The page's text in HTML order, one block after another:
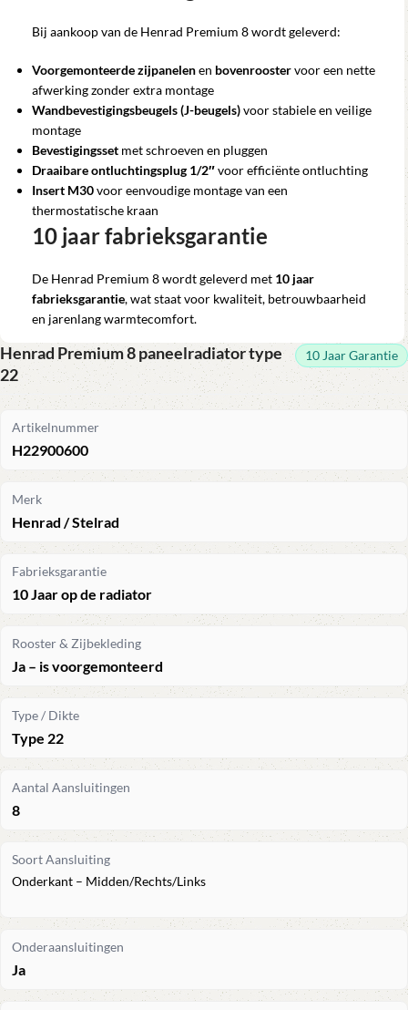
Bij aankoop van de Henrad Premium 8 wordt geleverd:
Voorgemonteerde zijpanelenen bovenroostervoor een nette
afwerking zonder extra montage
Wandbevestigingsbeugels (J-beugels)voor stabiele en veilige
montage
Bevestigingsset met schroeven en pluggen
Draaibare ontluchtingsplug 1/2″voor efficiënte ontluchting
Insert M30voor eenvoudige montage van een
thermostatische kraan
10 jaar fabrieksgarantie
De Henrad Premium 8 wordt geleverd met 10 jaar
fabrieksgarantie, wat staat voor kwaliteit, betrouwbaarheid
en jarenlang warmtecomfort.
Henrad Premium 8 paneelradiator type
22
10 Jaar Garantie
Artikelnummer
H22900600
Merk
Henrad / Stelrad
Fabrieksgarantie
10 Jaar op de radiator
Rooster & Zijbekleding
Ja – is voorgemonteerd
Type / Dikte
Type 22
Aantal Aansluitingen
8
Soort Aansluiting
Onderkant – Midden/Rechts/Links
Onderaansluitingen
Ja